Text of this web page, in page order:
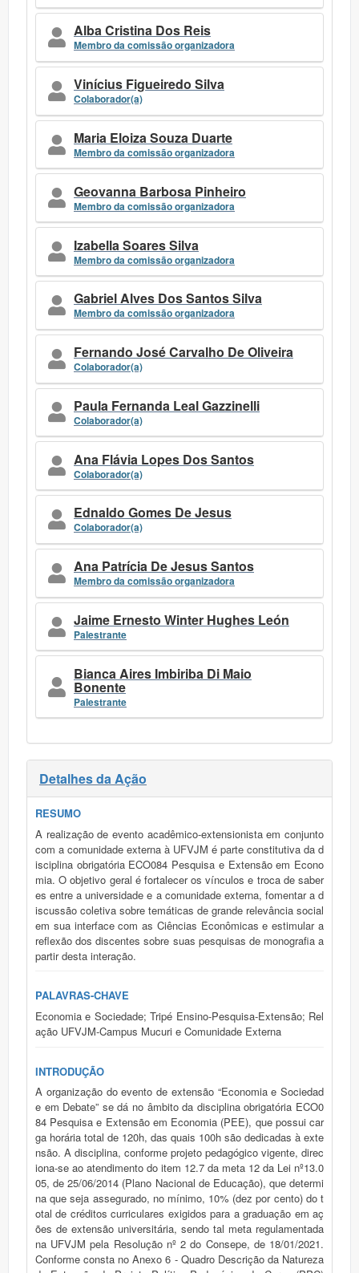
Alba Cristina Dos Reis
Membro da comissão organizadora
Vinícius Figueiredo Silva
Colaborador(a)
Maria Eloiza Souza Duarte
Membro da comissão organizadora
Geovanna Barbosa Pinheiro
Membro da comissão organizadora
Izabella Soares Silva
Membro da comissão organizadora
Gabriel Alves Dos Santos Silva
Membro da comissão organizadora
Fernando José Carvalho De Oliveira
Colaborador(a)
Paula Fernanda Leal Gazzinelli
Colaborador(a)
Ana Flávia Lopes Dos Santos
Colaborador(a)
Ednaldo Gomes De Jesus
Colaborador(a)
Ana Patrícia De Jesus Santos
Membro da comissão organizadora
Jaime Ernesto Winter Hughes León
Palestrante
Bianca Aires Imbiriba Di Maio
Bonente
Palestrante
Detalhes da Ação
RESUMO
A realização de evento acadêmico-extensionista em conjunto
com a comunidade externa à UFVJM é parte constitutiva da d
isciplina obrigatória ECO084 Pesquisa e Extensão em Econo
mia. O objetivo geral é fortalecer os vínculos e troca de saber
es entre a universidade e a comunidade externa, fomentar a d
iscussão coletiva sobre temáticas de grande relevância social
em sua interface com as Ciências Econômicas e estimular a
reflexão dos discentes sobre suas pesquisas de monografia a
partir desta interação.
PALAVRAS-CHAVE
Economia e Sociedade; Tripé Ensino-Pesquisa-Extensão; Rel
ação UFVJM-Campus Mucuri e Comunidade Externa
INTRODUÇÃO
A organização do evento de extensão “Economia e Sociedad
e em Debate” se dá no âmbito da disciplina obrigatória ECO0
84 Pesquisa e Extensão em Economia (PEE), que possui car
ga horária total de 120h, das quais 100h são dedicadas à exte
nsão. A disciplina, conforme projeto pedagógico vigente, direc
iona-se ao atendimento do item 12.7 da meta 12 da Lei nº13.0
05, de 25/06/2014 (Plano Nacional de Educação), que determi
na que seja assegurado, no mínimo, 10% (dez por cento) do t
otal de créditos curriculares exigidos para a graduação em aç
ões de extensão universitária, sendo tal meta regulamentada
na UFVJM pela Resolução nº 2 do Consepe, de 18/01/2021.
Conforme consta no Anexo 6 - Quadro Descrição da Natureza